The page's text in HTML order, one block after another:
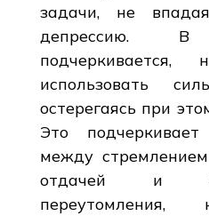
задачи, не
депрессию. В
подчеркивается,
использовать
остерегаясь при
Это
между
отдачей и